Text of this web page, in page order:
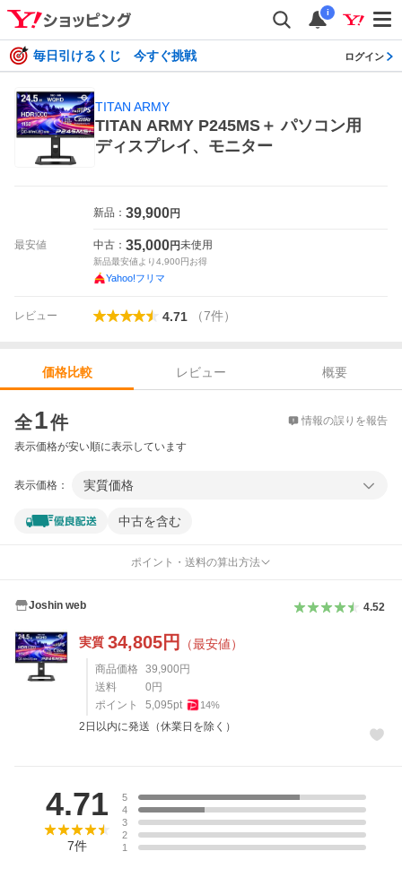
i
毎日引けるくじ 今すぐ挑戦 ログイン
TITAN ARMY
TITAN ARMY P245MS＋ パソコン用
ディスプレイ、モニター
最安値
新品： 39,900円
中古： 35,000円未使用
新品最安値より4,900円お得
Yahoo!フリマ
レビュー 4.71 （7件）
価格比較 レビュー
概要
全1件 情報の誤りを報告
表示価格が安い順に表示しています
表示価格： 実質価格
中古を含む
ポイント・送料の算出方法
Joshin web 4.52
実質 34,805円 （最安値）
商品価格 39,900 円
送料
0 円
ポイント
5,095pt 14%
2日以内に発送（休業日を除く）
4.71
7件
5
4
3
2
1